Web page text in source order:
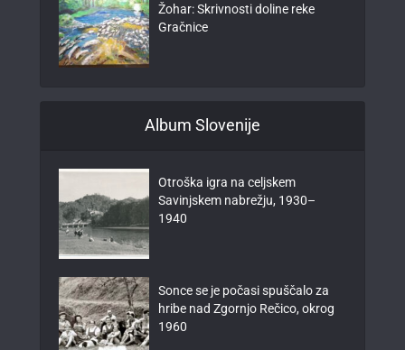
Žohar: Skrivnosti doline reke
Gračnice
Album Slovenije
Otroška igra na celjskem
Savinjskem nabrežju, 1930–
1940
Sonce se je počasi spuščalo za
hribe nad Zgornjo Rečico, okrog
1960